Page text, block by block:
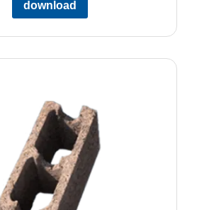
download